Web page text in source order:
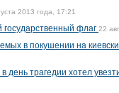
2013 года, 17:21
флаг 22
в покушении на
трагедии хотел